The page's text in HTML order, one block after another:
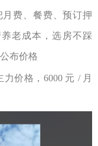
费、餐费、预订押
老成本，选房不踩
布价格
力价格， 6000 元 / 月